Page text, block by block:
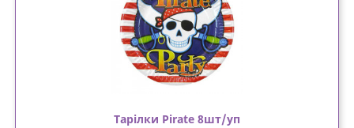
Тарілки Pirate 8шт/уп